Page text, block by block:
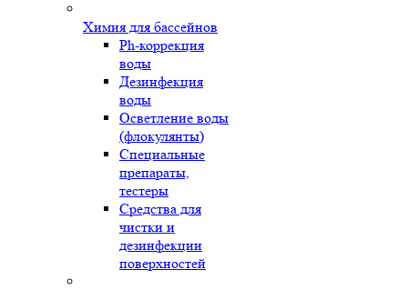
Химия для бассейнов
Ph-коррекция
воды
Дезинфекция
воды
Осветление воды
(флокулянты)
Специальные
препараты,
тестеры
Средства для
чистки и
дезинфекции
поверхностей